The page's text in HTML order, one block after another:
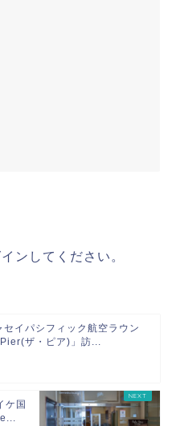
ン してください。
セイパシフィック航空ラウン
ザ・ピア)」訪...
ケ国